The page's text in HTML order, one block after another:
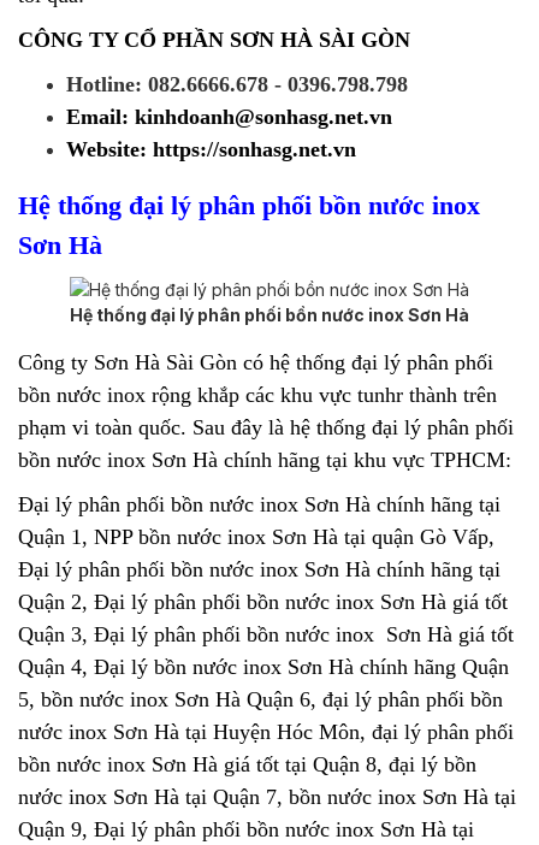
CÔNG TY CỔ PHẦN SƠN HÀ SÀI GÒN
Hotline: 082.6666.678 - 0396.798.798
Email: kinhdoanh@sonhasg.net.vn
Website: https://sonhasg.net.vn
Hệ thống đại lý phân phối bồn nước inox
Sơn Hà
Hệ thống đại lý phân phối bồn nước inox Sơn Hà
Công ty Sơn Hà Sài Gòn có hệ thống đại lý phân phối
bồn nước inox rộng khắp các khu vực tunhr thành trên
phạm vi toàn quốc. Sau đây là hệ thống đại lý phân phối
bồn nước inox Sơn Hà chính hãng tại khu vực TPHCM:
Đại lý phân phối bồn nước inox Sơn Hà chính hãng tại
Quận 1, NPP bồn nước inox Sơn Hà tại quận Gò Vấp,
Đại lý phân phối bồn nước inox Sơn Hà chính hãng tại
Quận 2, Đại lý phân phối bồn nước inox Sơn Hà giá tốt
Quận 3, Đại lý phân phối bồn nước inox Sơn Hà giá tốt
Quận 4, Đại lý bồn nước inox Sơn Hà chính hãng Quận
5, bồn nước inox Sơn Hà Quận 6, đại lý phân phối bồn
nước inox Sơn Hà tại Huyện Hóc Môn, đại lý phân phối
bồn nước inox Sơn Hà giá tốt tại Quận 8, đại lý bồn
nước inox Sơn Hà tại Quận 7, bồn nước inox Sơn Hà tại
Quận 9, Đại lý phân phối bồn nước inox Sơn Hà tại